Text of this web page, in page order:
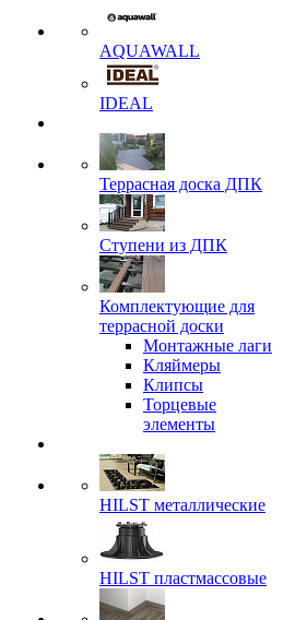
AQUAWALL
IDEAL
Террасная доска ДПК
Ступени из ДПК
Комплектующие для
террасной доски
Монтажные лаги
Кляймеры
Клипсы
Торцевые
элементы
HILST металлические
HILST пластмассовые